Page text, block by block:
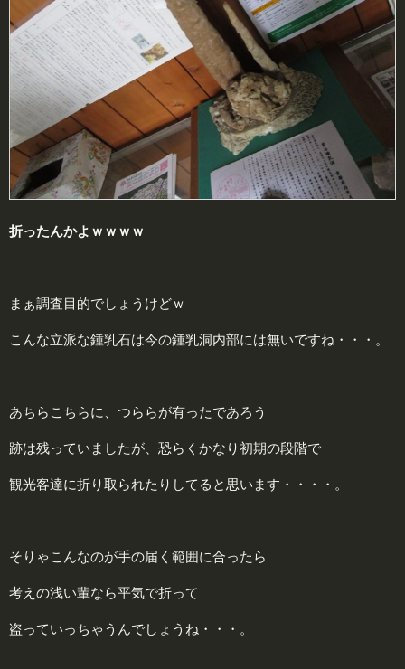
折ったんかよｗｗｗｗ
まぁ調査目的でしょうけどｗ
こんな立派な鍾乳石は今の鍾乳洞内部には無いですね・・・。
あちらこちらに、つららが有ったであろう
跡は残っていましたが、恐らくかなり初期の段階で
観光客達に折り取られたりしてると思います・・・・。
そりゃこんなのが手の届く範囲に合ったら
考えの浅い輩なら平気で折って
盗っていっちゃうんでしょうね・・・。